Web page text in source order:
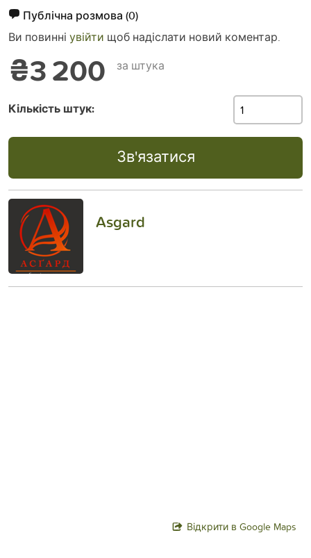
Публічна розмова (0)
Ви повинні увійти щоб надіслати новий коментар.
₴3 200 за штука
Кількість штук:
Зв'язатися
Asgard
Відкрити в Google Maps